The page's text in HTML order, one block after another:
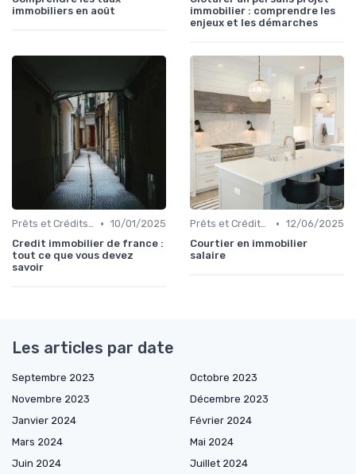
immobiliers en août
immobilier : comprendre les
enjeux et les démarches
Prêts et Crédits Immobiliers • 10/01/2025
Credit immobilier de france :
tout ce que vous devez
savoir
Prêts et Crédits Immobiliers • 12/06/2025
Courtier en immobilier
salaire
Les articles par date
Septembre 2023
Octobre 2023
Novembre 2023
Décembre 2023
Janvier 2024
Février 2024
Mars 2024
Mai 2024
Juin 2024
Juillet 2024